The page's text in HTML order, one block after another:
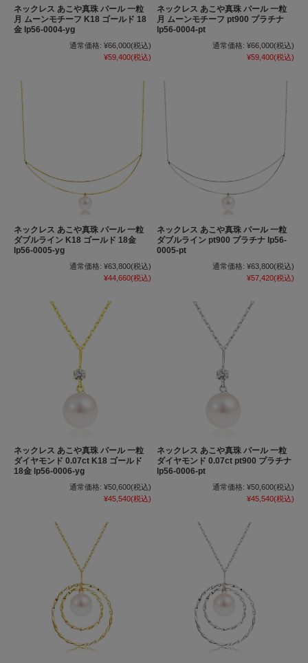
ネックレス あこや真珠 パール 一粒
月 ムーンモチーフ K18 ゴールド 18
金 lp56-0004-yg
通常価格: ¥66,000(税込)
¥59,400(税込)
ネックレス あこや真珠 パール 一粒
月 ムーンモチーフ pt900 プラチナ
lp56-0004-pt
通常価格: ¥66,000(税込)
¥59,400(税込)
ネックレス あこや真珠 パール 一粒
ダブルライン K18 ゴールド 18金
lp56-0005-yg
通常価格: ¥63,800(税込)
¥44,660(税込)
ネックレス あこや真珠 パール 一粒
ダブルライン pt900 プラチナ lp56-
0005-pt
通常価格: ¥63,800(税込)
¥57,420(税込)
ネックレス あこや真珠 パール 一粒
ダイヤモンド 0.07ct K18 ゴールド
18金 lp56-0006-yg
通常価格: ¥50,600(税込)
¥45,540(税込)
ネックレス あこや真珠 パール 一粒
ダイヤモンド 0.07ct pt900 プラチナ
lp56-0006-pt
通常価格: ¥50,600(税込)
¥45,540(税込)